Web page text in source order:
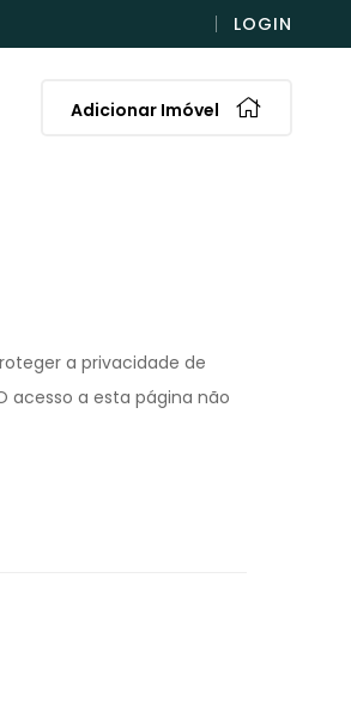
LOGIN
Adicionar Imóvel
a privacidade de
acesso a esta página não